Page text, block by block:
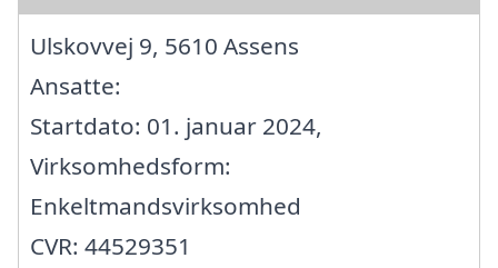
Ulskovvej 9, 5610 Assens
Ansatte:
Startdato: 01. januar 2024,
Virksomhedsform:
Enkeltmandsvirksomhed
CVR: 44529351